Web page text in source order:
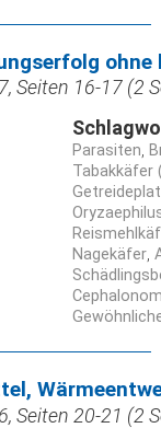
Seiten 16-17 (2
Parasiten
Tabakkäfer
Nagekäfer
Seiten 20-21 (2